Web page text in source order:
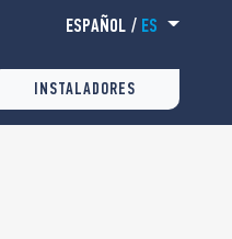
ESPAÑOL / ES
INSTALADORES